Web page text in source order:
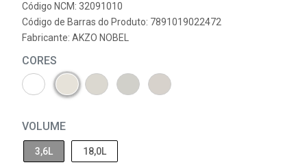
Código NCM: 32091010
Código de Barras do Produto: 7891019022472
Fabricante: AKZO NOBEL
CORES
VOLUME
3,6L 18,0L